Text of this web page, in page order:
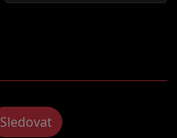
Sledovat